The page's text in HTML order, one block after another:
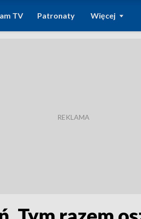
TV Patronaty Więcej